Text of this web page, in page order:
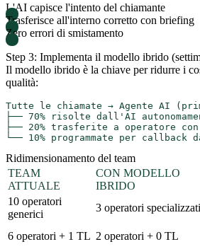
L'AI capisce l'intento del chiamante
Trasferisce all'interno corretto con briefing
Zero errori di smistamento
Step 3: Implementa il modello ibrido
Il modello ibrido è la chiave per ridurre i
qualità:
Tutte le chiamate → Agente AI
├── 70% risolte dall'AI
├── 20% trasferite a operatore
Ridimensionamento del team
TEAM
ATTUALE
CON MODELLO
IBRIDO
10 operatori
generici
3 operatori specializzati
6 operatori + 1 TL 2 operatori + 0 TL